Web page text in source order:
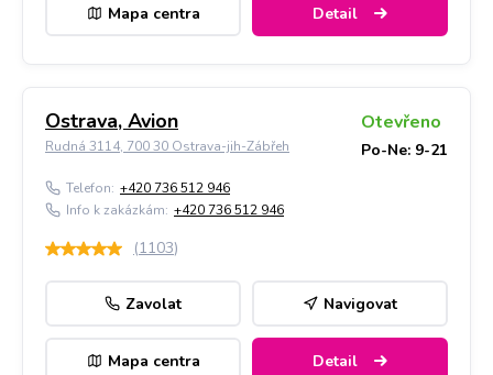
Mapa centra Detail
Ostrava, Avion
Rudná 3114, 700 30 Ostrava-jih-Zábřeh
Otevřeno
Po-Ne: 9-21
Telefon: +420 736 512 946
Info k zakázkám: +420 736 512 946
(1103)
Zavolat Navigovat
Mapa centra Detail